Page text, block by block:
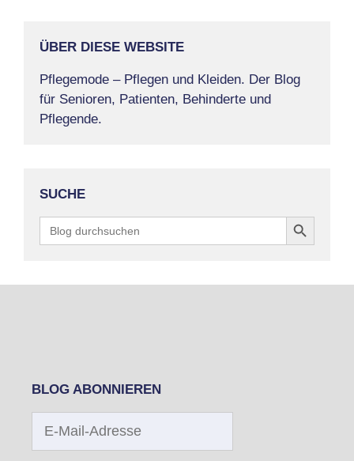
ÜBER DIESE WEBSITE
Pflegemode – Pflegen und Kleiden. Der Blog
für Senioren, Patienten, Behinderte und
Pflegende.
SUCHE
Search
for:
Search Button
BLOG ABONNIEREN
Mail-